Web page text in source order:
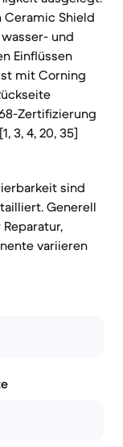
Ceramic Shield
und
Einflüssen
ist mit Corning
Zertifizierung
3, 4, 20, 35]
sind
Generell
variieren